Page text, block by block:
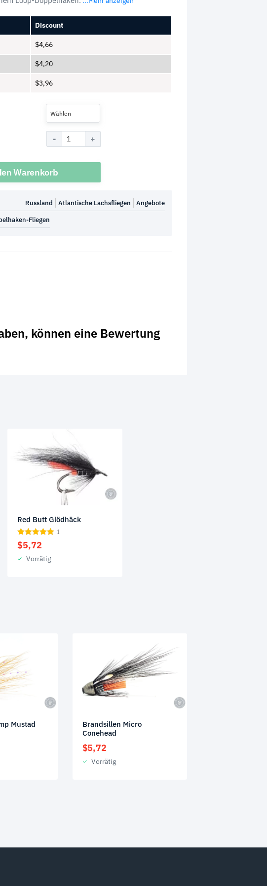
Discount
$4,66
$4,20
$3,96
Wählen
Warenkorb
Angebote
Atlantische Lachsfliegen
Russland
Fliegen
können eine Bewertung
Red Butt Glödhäck
1
$5,72
Vorrätig
Mustad
Brandsillen Micro
Conehead
$5,72
Vorrätig